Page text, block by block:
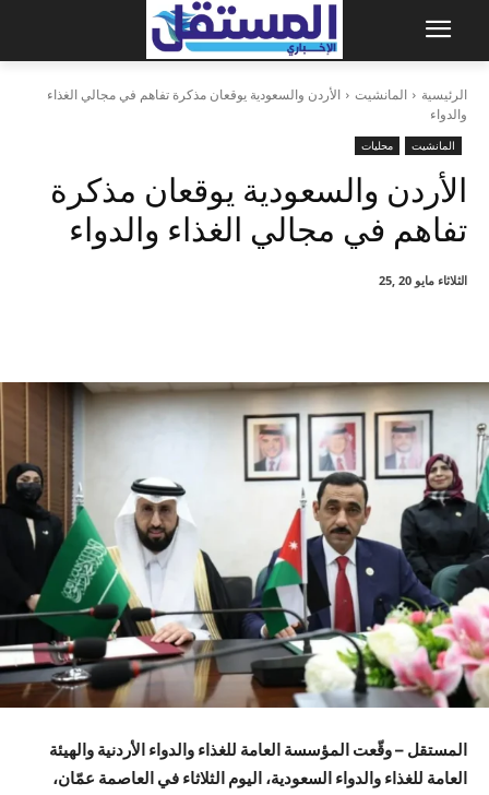
الرئيسية المانشيت
الأردن والسعودية يوقعان مذكرة تفاهم في مجالي الغذاء
والدواء
المانشيت محليات
الأردن والسعودية يوقعان مذكرة
تفاهم في مجالي الغذاء والدواء
الثلاثاء مايو 20 ,25
المستقل – وقّعت المؤسسة العامة للغذاء والدواء الأردنية والهيئة
العامة للغذاء والدواء السعودية، اليوم الثلاثاء في العاصمة عمّان،